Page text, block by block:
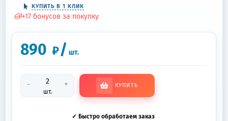
КУПИТЬ В 1 КЛИК
+17 бонусов за покупку
890 ₽/ шт.
-
шт.
+ КУПИТЬ
✓ Быстро обработаем заказ